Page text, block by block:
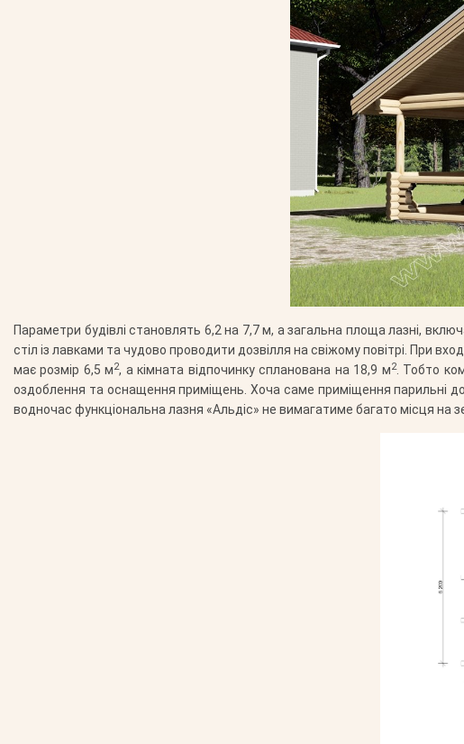
Параметри будівлі становлять 6,2 на 7,7 м, а загальна площа лазні,
стіл із лавками та чудово проводити дозвілля на свіжому повітрі. При
має розмір 6,5 м2, а кімната відпочинку спланована на 18,9 м2. Тобто
оздоблення та оснащення приміщень. Хоча саме приміщення парильні
водночас функціональна лазня «Альдіс» не вимагатиме багато місця на